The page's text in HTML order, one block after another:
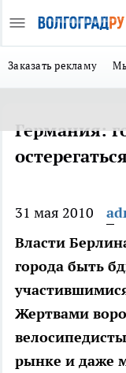
Заказать рекламу
Германия:
31 мая 2010
Власти
города быть
Жертвами
рынке и даже